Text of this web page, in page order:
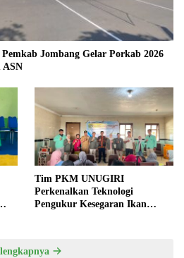
Jombang Gelar Porkab 2026
ASN
Tim PKM UNUGIRI
Perkenalkan Teknologi
Pengukur Kesegaran Ikan